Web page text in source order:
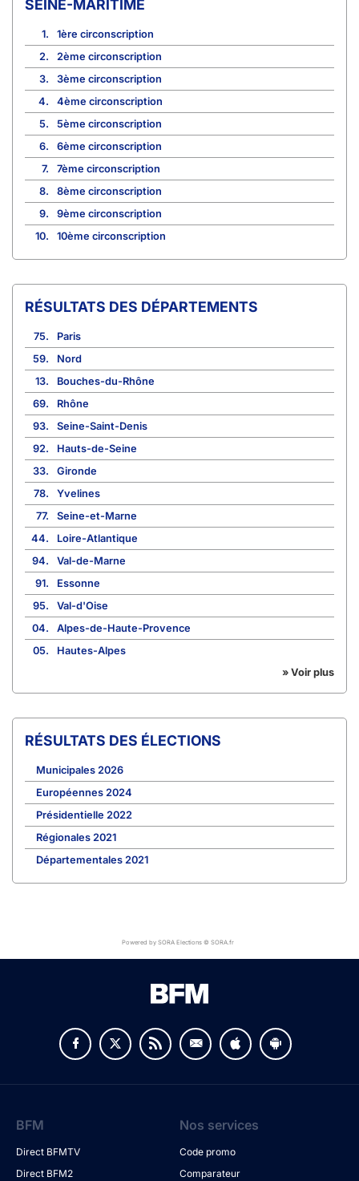
SEINE-MARITIME
1.
1ère circonscription
2.
2ème circonscription
3.
3ème circonscription
4.
4ème circonscription
5.
5ème circonscription
6.
6ème circonscription
7.
7ème circonscription
8.
8ème circonscription
9.
9ème circonscription
10.
10ème circonscription
RÉSULTATS DES DÉPARTEMENTS
75.
Paris
59.
Nord
13.
Bouches-du-Rhône
69.
Rhône
93.
Seine-Saint-Denis
92.
Hauts-de-Seine
33.
Gironde
78.
Yvelines
77.
Seine-et-Marne
44.
Loire-Atlantique
94.
Val-de-Marne
91.
Essonne
95.
Val-d'Oise
04.
Alpes-de-Haute-Provence
05.
Hautes-Alpes
» Voir plus
RÉSULTATS DES ÉLECTIONS
Municipales 2026
Européennes 2024
Présidentielle 2022
Régionales 2021
Départementales 2021
Powered by SORA Elections © SORA.fr
BFM
Direct BFMTV
Direct BFM2
Nos services
Code promo
Comparateur